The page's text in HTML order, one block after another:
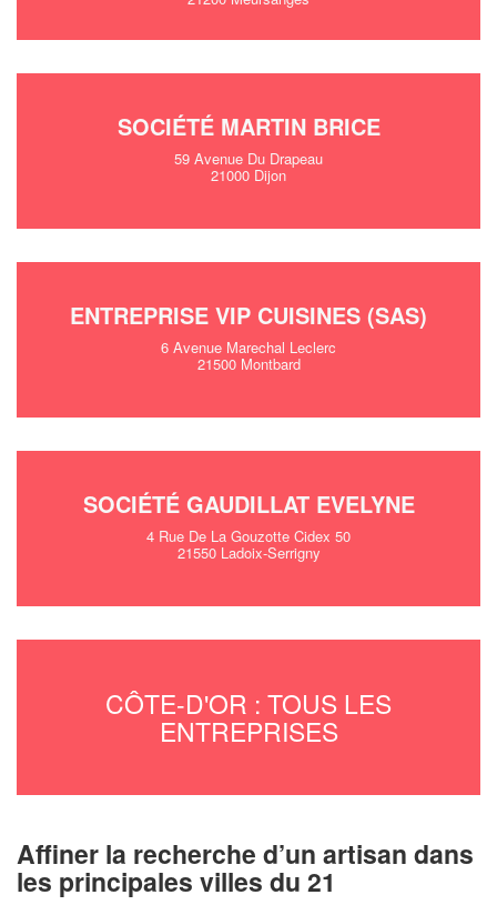
SOCIÉTÉ MARTIN BRICE
59 Avenue Du Drapeau
21000 Dijon
ENTREPRISE VIP CUISINES (SAS)
6 Avenue Marechal Leclerc
21500 Montbard
SOCIÉTÉ GAUDILLAT EVELYNE
4 Rue De La Gouzotte Cidex 50
21550 Ladoix-Serrigny
CÔTE-D'OR : TOUS LES
ENTREPRISES
Affiner la recherche d’un artisan dans
les principales villes du 21